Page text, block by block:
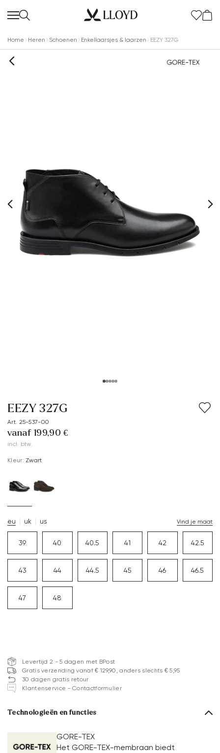
Home Heren Schoenen Enkellaarsjes & laarzen EEZY 327G
EEZY 327G
Art. 25-537-00
vanaf 199,90 €
incl. btw.
Kleur: Zwart
eu uk us Vind je maat
39 40 40.5 41 42 42.5
43 44 44.5 45 46 46.5
47 48
Levertijd 2 - 5 dagen met BPost
Gratis verzending vanaf € 129,90, anders slechts € 5,95
30 dagen gratis retour
Klantenservice - Contactformulier
Technologieën en functies
GORE-TEX
Het GORE-TEX-membraan biedt